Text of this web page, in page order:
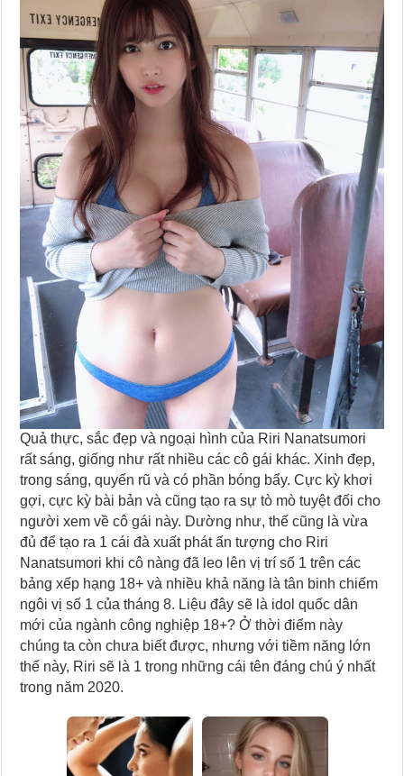
Quả thực, sắc đẹp và ngoại hình của Riri Nanatsumori
rất sáng, giống như rất nhiều các cô gái khác. Xinh đẹp,
trong sáng, quyến rũ và có phần bóng bẩy. Cực kỳ khơi
gợi, cực kỳ bài bản và cũng tạo ra sự tò mò tuyệt đối cho
người xem về cô gái này. Dường như, thế cũng là vừa
đủ để tạo ra 1 cái đà xuất phát ấn tượng cho Riri
Nanatsumori khi cô nàng đã leo lên vị trí số 1 trên các
bảng xếp hạng 18+ và nhiều khả năng là tân binh chiếm
ngôi vị số 1 của tháng 8. Liệu đây sẽ là idol quốc dân
mới của ngành công nghiệp 18+? Ở thời điểm này
chúng ta còn chưa biết được, nhưng với tiềm năng lớn
thế này, Riri sẽ là 1 trong những cái tên đáng chú ý nhất
trong năm 2020.